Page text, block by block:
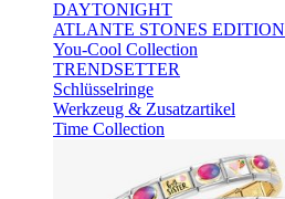
DAYTONIGHT
ATLANTE STONES EDITION
You-Cool Collection
TRENDSETTER
Schlüsselringe
Werkzeug & Zusatzartikel
Time Collection